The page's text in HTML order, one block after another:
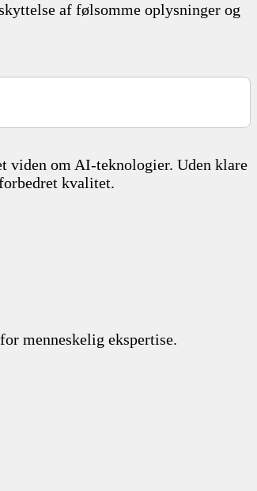
af følsomme oplysninger og
viden om AI-teknologier. Uden klare
kvalitet.
menneskelig ekspertise.